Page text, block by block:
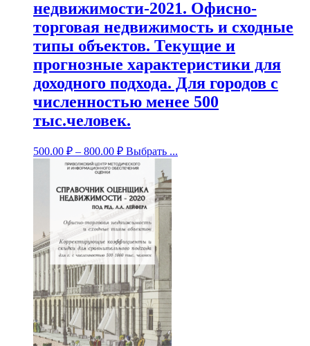
недвижимости-2021. Офисно-
торговая недвижимость и сходные
типы объектов. Текущие и
прогнозные характеристики для
доходного подхода. Для городов с
численностью менее 500
тыс.человек.
500.00 ₽ – 800.00 ₽ Выбрать ...